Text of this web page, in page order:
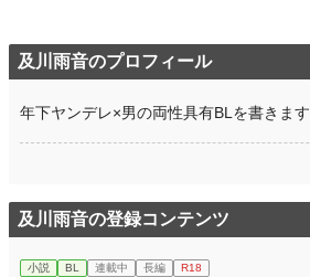
及川雨音のプロフィール
年下ヤンデレ×男の両性具有BLを書きます
及川雨音の登録コンテンツ
小説 BL 連載中 長編 R18